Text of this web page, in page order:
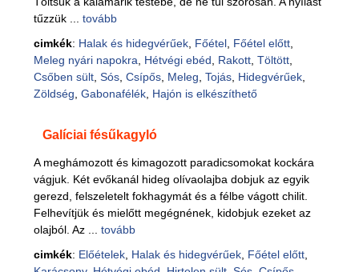
tűzzük ... tovább
cimkék: Halak és hidegvérűek, Főétel, Főétel előtt,
Meleg nyári napokra
Hétvégi ebéd Rakott, Töltött,
Csőben sült, Sós, Csípős, Meleg Tojás, Hidegvérűek,
Zöldség Gabonafélék, Hajón is elkészíthető
Galíciai fésűkagyló
A meghámozott és kimagozott paradicsomokat kockára
vágjuk. Két evőkanál hideg olívaolajba dobjuk az egyik
gerezd, felszeletelt fokhagymát és a félbe vágott chilit.
Felhevítjük és mielőtt megégnének, kidobjuk ezeket az
olajból. Az ... tovább
cimkék: Előételek, Halak és hidegvérűek, Főétel előtt,